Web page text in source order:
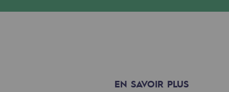
Méthanation
Concertations CH4, H2 et CO2
EN SAVOIR PLUS